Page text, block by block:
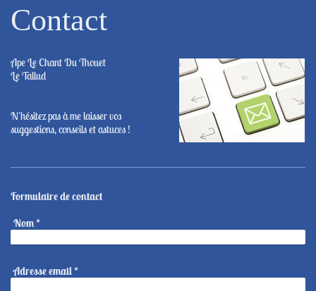
Contact
Ape Le Chant Du Thouet
Le Tallud
N'hésitez pas à me laisser vos
suggestions, conseils et astuces !
Formulaire de contact
Nom*
Adresse email*